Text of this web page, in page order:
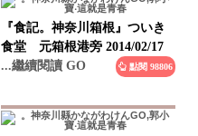
『食記。神奈川箱根』ついき
食堂 元箱根港旁 2014/02/17
...繼續閱讀 GO
點閱 98806
『旅遊景點。神奈川箱根』恩